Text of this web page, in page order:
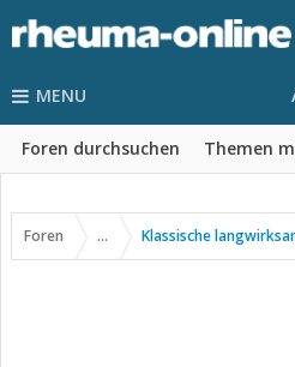
MENU
Foren durchsuchen Themen
Foren ... Klassische